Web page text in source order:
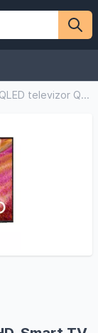
SAMSUNG Neo QLED televizor QE75QN90FATXXH, , 4K Ultra HD, Sm...